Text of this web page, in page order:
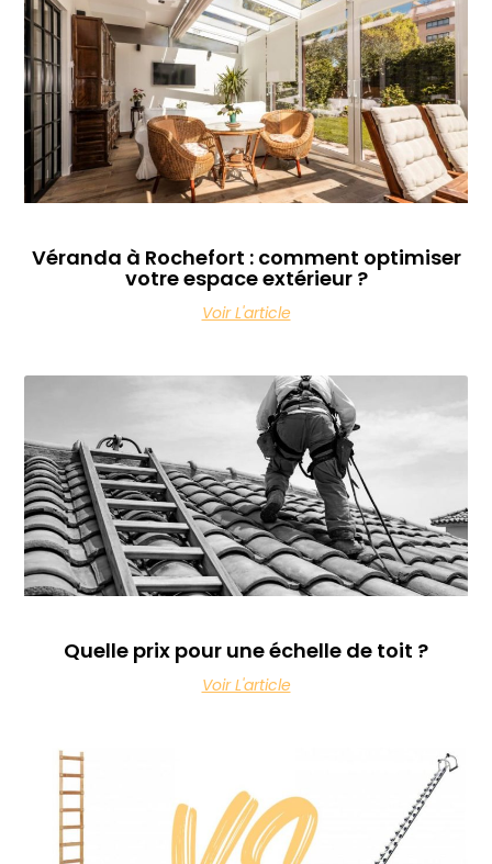
Véranda à Rochefort : comment optimiser
votre espace extérieur ?
Voir L'article
Quelle prix pour une échelle de toit ?
Voir L'article